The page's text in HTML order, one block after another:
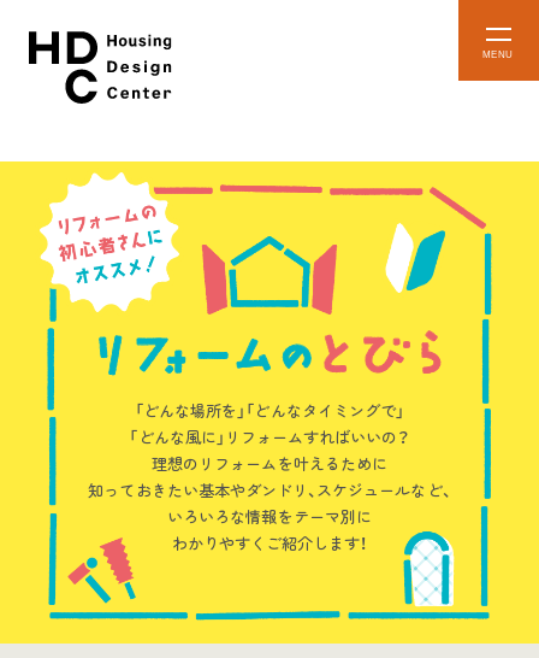
メ
開
本
文
キ
プ
WEBアンケート お問い合わせ
HDC
インフォーメーション
イベント
予約・確認
HDCとは
「どんな場所を」「どんなタイミングで」
「どんな風に」 リフォームすればいいの？
理想のリフォームを叶えるために
知っておきたい基本やダンドリ、スケジュールなど、
いろいろな情報をテーマ別に
わかりやすくご紹介します！